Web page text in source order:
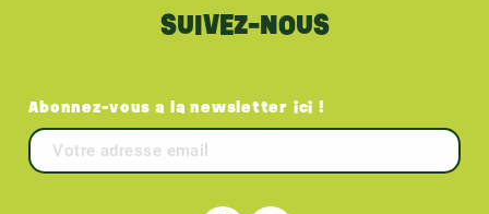
SUIVEZ-NOUS
Abonnez-vous a la newsletter ici !